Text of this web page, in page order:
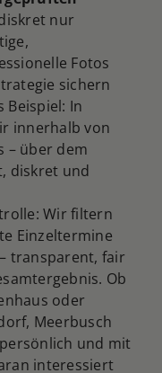
nur
Fotos
sichern
Beispiel: In
innerhalb von
– über dem
diskret und
Wir filtern
Einzeltermine
transparent, fair
Ob
oder
Meerbusch
und mit
interessiert